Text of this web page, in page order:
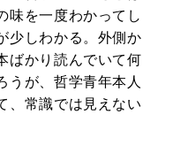
味を一度わかってし
少しわかる。外側か
ばかり読んでいて何
が、哲学青年本人
、常識では見えない